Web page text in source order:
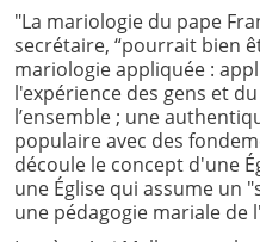
"La mariologie du pape
secrétaire, “pourrait bien
mariologie appliquée :
l'expérience des gens et
l’ensemble ; une
populaire avec des
découle le concept d'une
une Église qui assume un
une pédagogie mariale de